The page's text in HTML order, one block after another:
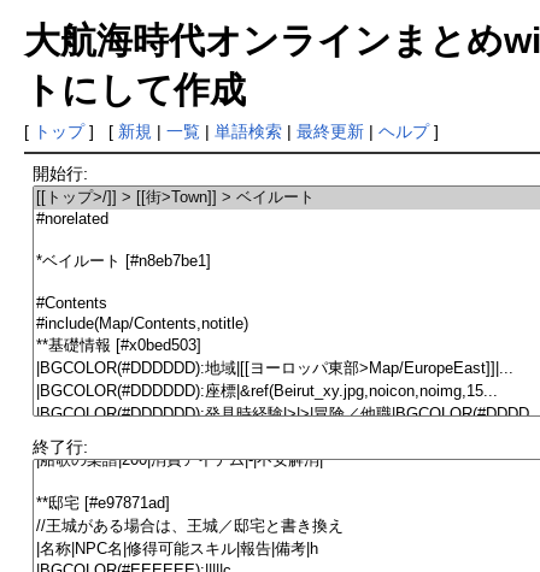
大航海時代オンラインまとめ
トにして作成
[ トップ] [ 新規 | 一覧| 単語検索| 最終更新| ヘルプ]
開始行:
終了行: